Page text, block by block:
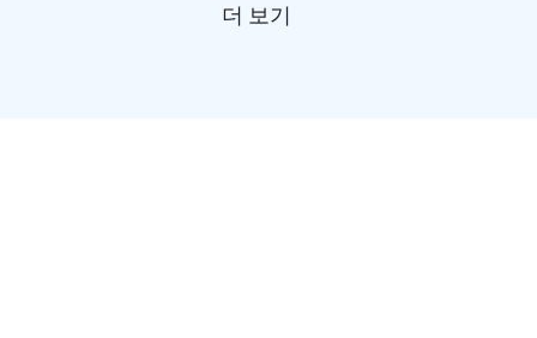
더 보기